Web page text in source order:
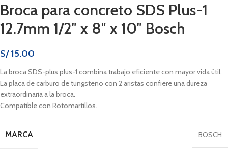
Broca para concreto SDS Plus-1
12.7mm 1/2″ x 8″ x 10″ Bosch
S/15.00
La broca SDS-plus plus-1 combina trabajo eficiente con mayor vida útil.
La placa de carburo de tungsteno con 2 aristas confiere una dureza
extraordinaria a la broca.
Compatible con Rotomartillos.
MARCA BOSCH